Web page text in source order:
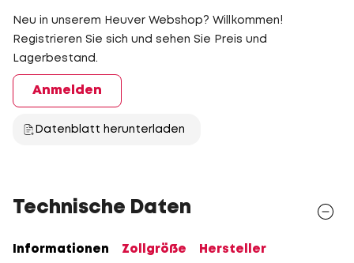
Neu in unserem Heuver Webshop? Willkommen!
Registrieren Sie sich und sehen Sie Preis und
Lagerbestand.
Anmelden
Datenblatt herunterladen
Technische Daten
Informationen Zollgröße Hersteller